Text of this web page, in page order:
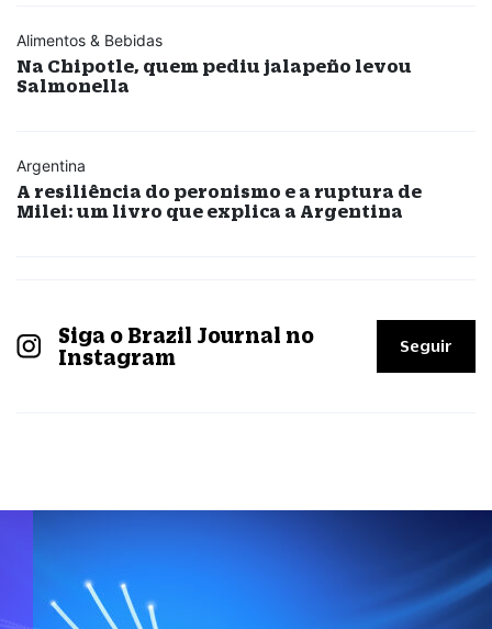
Alimentos & Bebidas
Na Chipotle, quem pediu jalapeño levou
Salmonella
Argentina
A resiliência do peronismo e a ruptura de
Milei: um livro que explica a Argentina
Siga o Brazil Journal no
Instagram
Seguir